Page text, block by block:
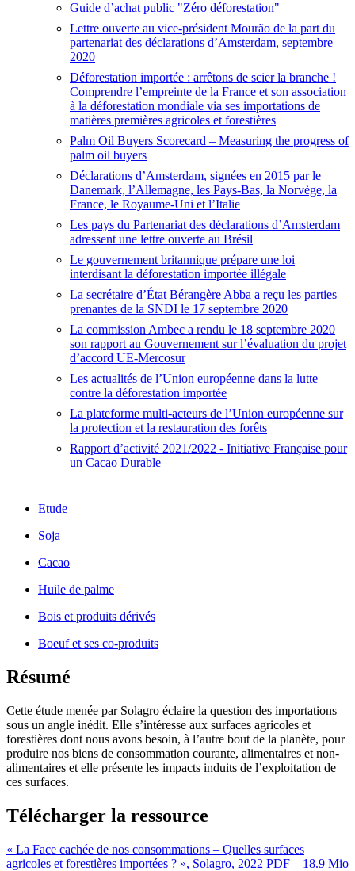
Guide d’achat public "Zéro déforestation"
Lettre ouverte au vice-président Mourão de la part du
partenariat des déclarations d’Amsterdam, septembre
2020
Déforestation importée : arrêtons de scier la branche !
Comprendre l’empreinte de la France et son association
à la déforestation mondiale via ses importations de
matières premières agricoles et forestières
Palm Oil Buyers Scorecard – Measuring the progress of
palm oil buyers
Déclarations d’Amsterdam, signées en 2015 par le
Danemark, l’Allemagne, les Pays-Bas, la Norvège, la
France, le Royaume-Uni et l’Italie
Les pays du Partenariat des déclarations d’Amsterdam
adressent une lettre ouverte au Brésil
Le gouvernement britannique prépare une loi
interdisant la déforestation importée illégale
La secrétaire d’État Bérangère Abba a reçu les parties
prenantes de la SNDI le 17 septembre 2020
La commission Ambec a rendu le 18 septembre 2020
son rapport au Gouvernement sur l’évaluation du projet
d’accord UE-Mercosur
Les actualités de l’Union européenne dans la lutte
contre la déforestation importée
La plateforme multi-acteurs de l’Union européenne sur
la protection et la restauration des forêts
Rapport d’activité 2021/2022 - Initiative Française pour
un Cacao Durable
Etude
Soja
Cacao
Huile de palme
Bois et produits dérivés
Boeuf et ses co-produits
Résumé
Cette étude menée par Solagro éclaire la question des importations
sous un angle inédit. Elle s’intéresse aux surfaces agricoles et
forestières dont nous avons besoin, à l’autre bout de la planète, pour
produire nos biens de consommation courante, alimentaires et non-
alimentaires et elle présente les impacts induits de l’exploitation de
ces surfaces.
Télécharger la ressource
« La Face cachée de nos consommations – Quelles surfaces
agricoles et forestières importées ? », Solagro, 2022 PDF – 18.9 Mio